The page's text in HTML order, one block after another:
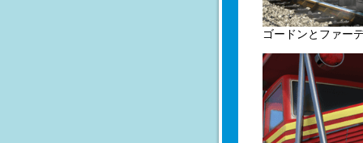
ゴードンとファー